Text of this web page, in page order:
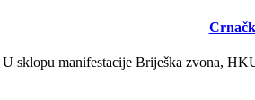
U sklopu manifestacije Briješka zvona,